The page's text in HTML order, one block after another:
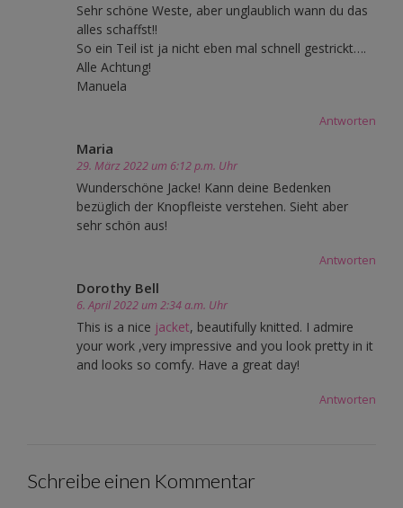
Sehr schöne Weste, aber unglaublich wann du das
alles schaffst!!
So ein Teil ist ja nicht eben mal schnell gestrickt….
Alle Achtung!
Manuela
Antworten
Maria
29. März 2022 um 6:12 p.m. Uhr
Wunderschöne Jacke! Kann deine Bedenken
bezüglich der Knopfleiste verstehen. Sieht aber
sehr schön aus!
Antworten
Dorothy Bell
6. April 2022 um 2:34 a.m. Uhr
This is a nice jacket, beautifully knitted. I admire
your work ,very impressive and you look pretty in it
and looks so comfy. Have a great day!
Antworten
Schreibe einen Kommentar